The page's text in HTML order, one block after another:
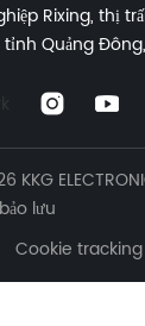
Rixing, thị
Quảng
KKG
lưu
tracking